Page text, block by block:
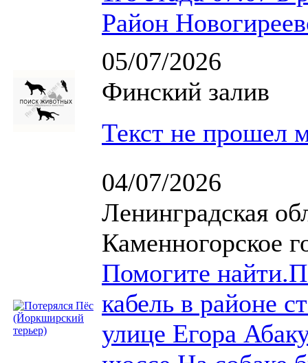
Район
05/07/2026
Финский залив
Текст не прошел
04/07/2026
Ленинградская
Каменногорское
Помогите
кабель в районе
улице Егора